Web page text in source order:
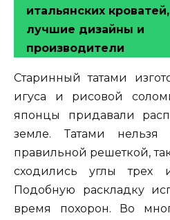
итальянских кроватей,
лучшие дизайны и
производители
Старинный татами
игуса и рисовой
японцы придавали
земле. Татами нельзя
правильной решеткой,
сходились углы трех
Подобную раскладку
время похорон. Во